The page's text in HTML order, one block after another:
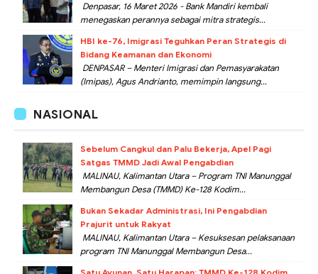
Denpasar, 16 Maret 2026 - Bank Mandiri kembali
menegaskan perannya sebagai mitra strategis...
HBI ke-76, Imigrasi Teguhkan Peran Strategis di
Bidang Keamanan dan Ekonomi
DENPASAR – Menteri Imigrasi dan Pemasyarakatan
(Imipas), Agus Andrianto, memimpin langsung...
NASIONAL
Sebelum Cangkul dan Palu Bekerja, Apel Pagi
Satgas TMMD Jadi Awal Pengabdian
MALINAU, Kalimantan Utara – Program TNI Manunggal
Membangun Desa (TMMD) Ke-128 Kodim...
Bukan Sekadar Administrasi, Ini Pengabdian
Prajurit untuk Rakyat
MALINAU, Kalimantan Utara – Kesuksesan pelaksanaan
program TNI Manunggal Membangun Desa...